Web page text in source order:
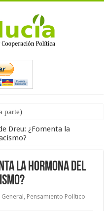
parte)elecciones generales
Dreu: ¿Fomenta la
la hormona del
General , Pensamiento Político